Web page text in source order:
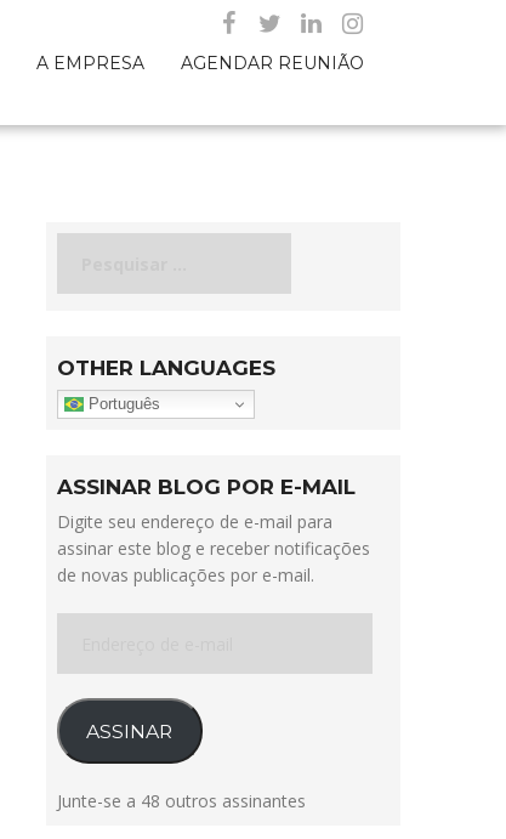
A EMPRESA AGENDAR REUNIÃO
OTHER LANGUAGES
Português
ASSINAR BLOG POR E-MAIL
Digite seu endereço de e-mail para
assinar este blog e receber notificações
de novas publicações por e-mail.
e-
mail
ASSINAR
Junte-se a 48 outros assinantes